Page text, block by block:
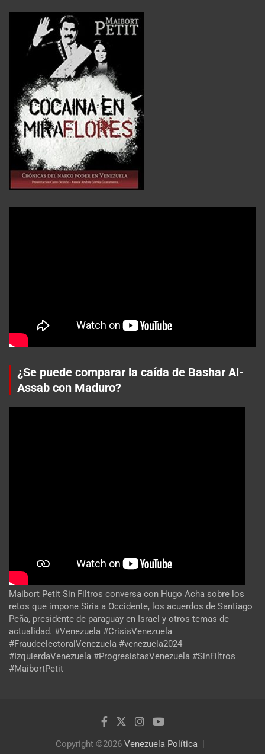
¿Se puede comparar la caída de Bashar Al-
Assab con Maduro?
Maibort Petit Sin Filtros conversa con Hugo Acha sobre los
retos que impone Siria a Occidente, los acuerdos de Santiago
Peña, presidente de paraguay en Israel y otros temas de
actualidad. #Venezuela #CrisisVenezuela
#FraudeelectoralVenezuela #venezuela2024
#IzquierdaVenezuela #ProgresistasVenezuela #SinFiltros
#MaibortPetit
Copyright ©2026 Venezuela Política